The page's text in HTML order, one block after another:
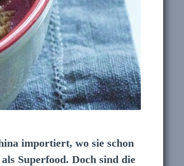
importiert, wo sie schon
Superfood. Doch sind die